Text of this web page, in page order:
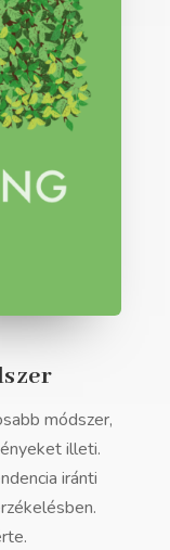
módszer,
illeti.
iránti